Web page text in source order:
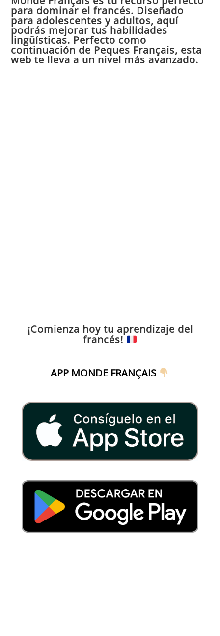
para dominar el francés. Diseñado
para adolescentes y adultos, aquí
podrás mejorar tus habilidades
lingüísticas. Perfecto como
continuación de Peques Français, esta
web te lleva a un nivel más avanzado.
¡Comienza hoy tu aprendizaje del
francés!
APP MONDE FRANÇAIS